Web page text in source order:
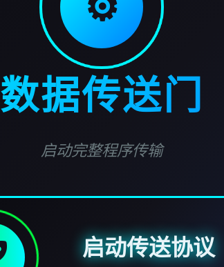
数据传送门
启动完整程序传输
启动传送协议